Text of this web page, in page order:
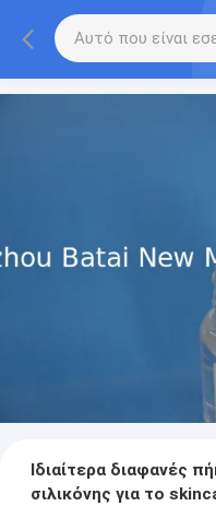
Ιδιαίτερα διαφανές
σιλικόνης για το skincare και